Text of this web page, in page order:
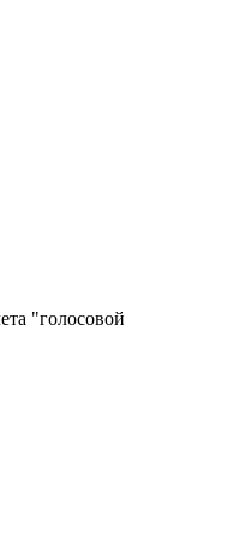
"голосовой